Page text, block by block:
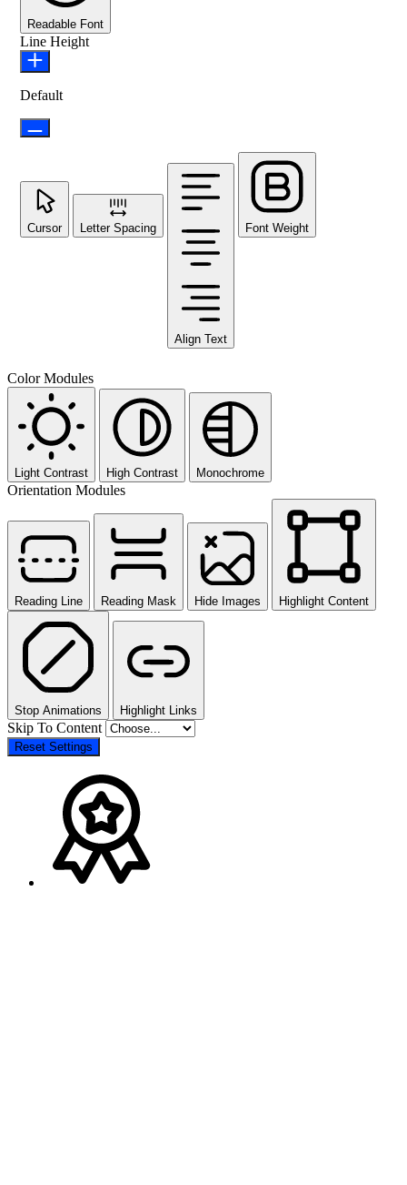
Readable Font
Line Height
Default
Cursor Letter Spacing
Align Text
Font Weight
Color Modules
Light Contrast High Contrast Monochrome
Orientation Modules
Reading Line Reading Mask Hide Images Highlight Content
Stop Animations Highlight Links
Skip To Content
Reset Settings